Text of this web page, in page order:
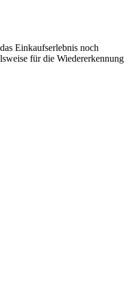
Einkaufserlebnis noch
für die Wiedererkennung